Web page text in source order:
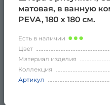
матовая, в ванную
PEVA, 180 х 180 см.
Есть в наличии
Цвет
Материал изделия
Коллекция
Артикул